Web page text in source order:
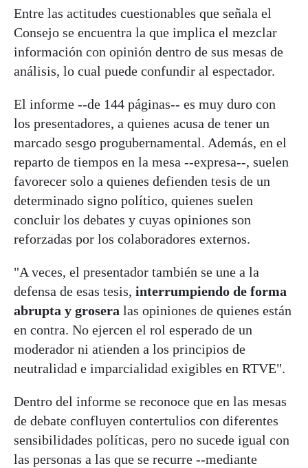
Entre las actitudes cuestionables que señala el
Consejo se encuentra la que implica el mezclar
información con opinión dentro de sus mesas de
análisis, lo cual puede confundir al espectador.
El informe --de 144 páginas-- es muy duro con
los presentadores, a quienes acusa de tener un
marcado sesgo progubernamental. Además, en el
reparto de tiempos en la mesa --expresa--, suelen
favorecer solo a quienes defienden tesis de un
determinado signo político, quienes suelen
concluir los debates y cuyas opiniones son
reforzadas por los colaboradores externos.
"A veces, el presentador también se une a la
defensa de esas tesis, interrumpiendo de forma
abrupta y grosera las opiniones de quienes están
en contra. No ejercen el rol esperado de un
moderador ni atienden a los principios de
neutralidad e imparcialidad exigibles en RTVE".
Dentro del informe se reconoce que en las mesas
de debate confluyen contertulios con diferentes
sensibilidades políticas, pero no sucede igual con
las personas a las que se recurre --mediante